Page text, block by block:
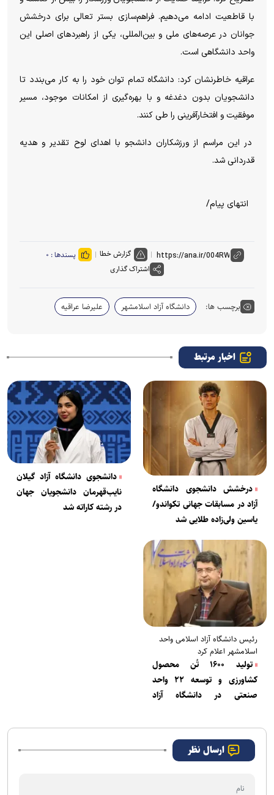
با قاطعیت ادامه می‌دهیم. فراهم‌سازی بستر تعالی برای درخشش
جوانان در عرصه‌های ملی و بین‌المللی، یکی از راهبردهای اصلی این
واحد دانشگاهی است.
عراقیه خاطرنشان کرد: دانشگاه تمام توان خود را به کار می‌بندد تا
دانشجویان بدون دغدغه و با بهره‌گیری از امکانات موجود، مسیر
موفقیت و افتخارآفرینی را طی کنند.
در این مراسم از ورزشکاران دانشجو با اهدای لوح تقدیر و هدیه
قدردانی شد.
انتهای پیام/
گزارش خطا پسندها : ۰
اشتراک گذاری
برچسب ها: دانشگاه آزاد اسلامشهر علیرضا عراقیه
اخبار مرتبط
درخشش دانشجوی دانشگاه
آزاد در مسابقات جهانی تکواندو/
یاسین ولی‌زاده طلایی شد
دانشجوی دانشگاه آزاد گیلان
نایب‌قهرمان دانشجویان جهان
در رشته کاراته شد
رئیس دانشگاه آزاد اسلامی واحد
اسلامشهر اعلام کرد
تولید ۱۶۰۰ تُن محصول
کشاورزی و توسعه ۲۲ واحد
صنعتی در دانشگاه آزاد
ارسال نظر